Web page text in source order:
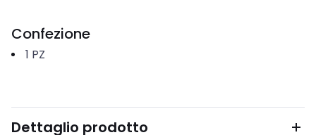
Confezione
1 PZ
Dettaglio prodotto